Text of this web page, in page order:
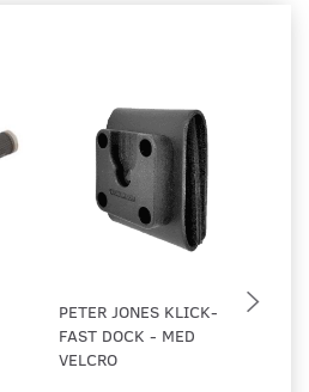
PETER JONES KLICK-
FAST DOCK - MED
VELCRO